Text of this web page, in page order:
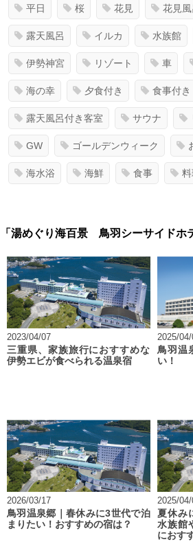
平日 桜 花見 花見風
露天風呂 イルカ 水族館
伊勢神宮 リゾート 車
海の幸 夕食付き 食事付き
露天風呂付き客室 サウナ
GW ゴールデンウィーク
海水浴 海鮮 食事
「湯めぐり海百景 鳥羽シーサイドホ
2023/04/07
三重県、家族旅行におすすめな
伊勢エビが食べられる温泉宿
2025/
鳥羽温
い！
2026/03/17
鳥羽温泉郷｜春休みに3世代で泊
まりたい！おすすめの宿は？
2025/
夏休み
水族館
におす